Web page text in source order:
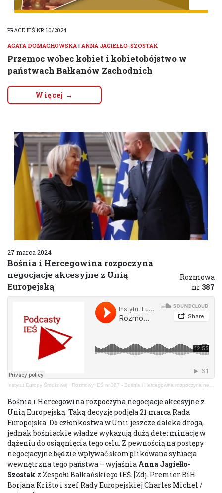
PRACE IEŚ NR 10/2024
AGATA DOMACHOWSKA | ANNA JAGIEŁŁO-SZOSTAK
Przemoc wobec kobiet i kobietobójstwo w
państwach Bałkanów Zachodnich
Więcej →
27 marca 2024
Bośnia i Hercegowina rozpoczyna
negocjacje akcesyjne z Unią
Europejską
Rozmowa
nr 387
Instytut Europy Środkowej · Rozmowy IEŚ nr 387 - Bośnia i Hercegowina rozpoczyna negocjacje akcesyjne z Unią Europejską
Bośnia i Hercegowina rozpoczyna negocjacje akcesyjne z
Unią Europejską. Taką decyzję podjęła 21 marca Rada
Europejska. Do członkostwa w Unii jeszcze daleka droga,
jednak bośniackie władze wykazują dużą determinację w
dążeniu do osiągnięcia tego celu. Z pewnością na postępy
negocjacyjne będzie wpływać skomplikowana sytuacja
wewnętrzna tego państwa – wyjaśnia Anna Jagiełło-
Szostak z Zespołu Bałkańskiego IEŚ. [Zdj. Premier BiH
Borjana Krišto i szef Rady Europejskiej Charles Michel /